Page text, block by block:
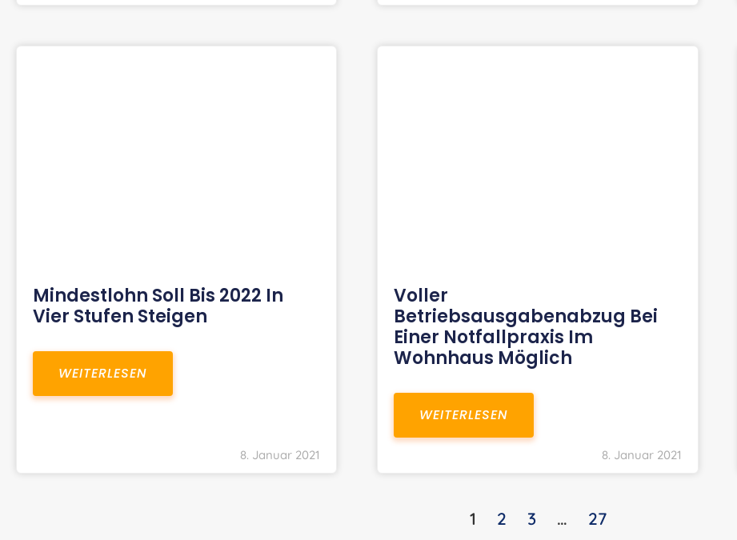
Mindestlohn Soll Bis 2022 In
Vier Stufen Steigen
WEITERLESEN
8. Januar 2021
Voller
Betriebsausgabenabzug Bei
Einer Notfallpraxis Im
Wohnhaus Möglich
WEITERLESEN
8. Januar 2021
1 2 3 … 27